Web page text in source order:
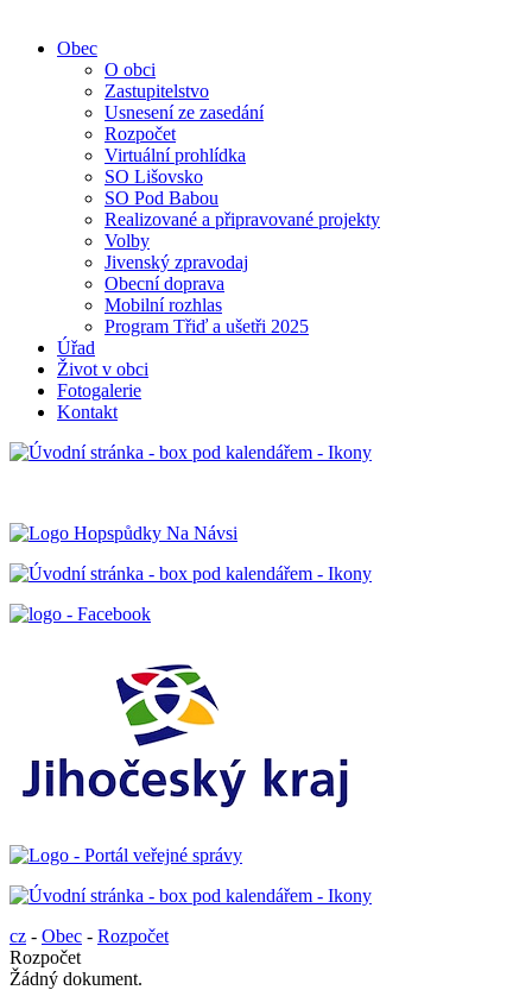
Obec
O obci
Zastupitelstvo
Usnesení ze zasedání
Rozpočet
Virtuální prohlídka
SO Lišovsko
SO Pod Babou
Realizované a připravované projekty
Volby
Jivenský zpravodaj
Obecní doprava
Mobilní rozhlas
Program Třiď a ušetři 2025
Úřad
Život v obci
Fotogalerie
Kontakt
cz - Obec - Rozpočet
Rozpočet
Žádný dokument.